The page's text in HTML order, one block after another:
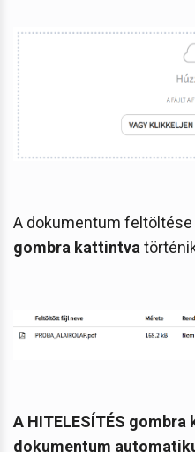
A dokumentum feltöltése
gombra kattintva
A HITELESÍTÉS
dokumentum